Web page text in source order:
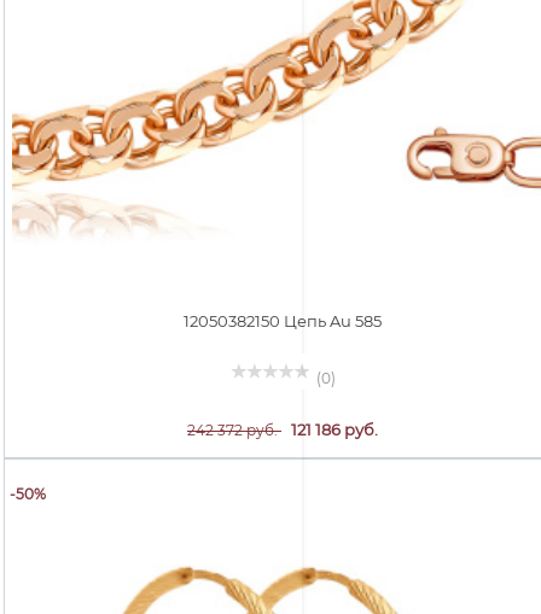
12050382150 Цепь Au 585
(0)
242 372 руб. 121 186 руб.
-50%